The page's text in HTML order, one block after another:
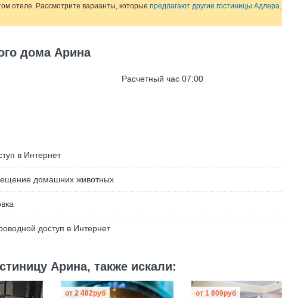
отеле. Рассмотрите варианты, которые предлагают другие гостиницы Адлера.
дома Арина
Расчетный час 07:00
в Интернет
домашних животных
доступ в Интернет
Арина, также искали:
от 2 482руб от1 809руб